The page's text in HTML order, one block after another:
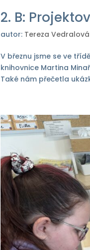
2. B:
autor: Tereza Vedralová
V březnu jsme se ve
knihovnice Martina
Také nám přečetla